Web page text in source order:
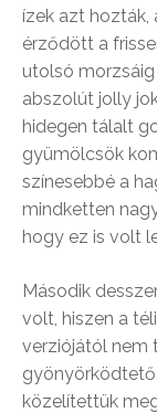
ízek azt hozták,
érződött a
utolsó
abszolút jolly
hidegen tálalt
gyümölcsök
színesebbé a
mindketten
hogy ez is volt
Második
volt, hiszen a
verziójától nem
közelítettük